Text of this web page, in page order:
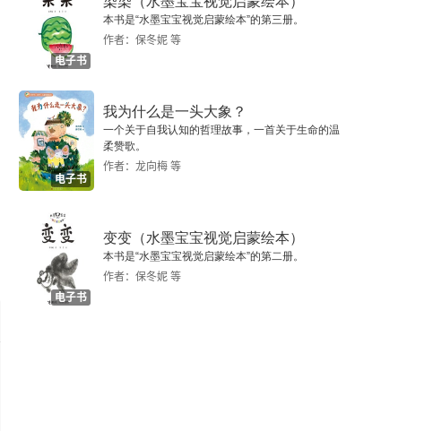
电子书
本书是“水墨宝宝视觉启蒙绘本”的第三册。
作者：保冬妮 等
电子书
我为什么是一头大象？
一个关于自我认知的哲理故事，一首关于生命的温
柔赞歌。
作者：龙向梅 等
电子书
变变（水墨宝宝视觉启蒙绘本）
本书是“水墨宝宝视觉启蒙绘本”的第二册。
作者：保冬妮 等